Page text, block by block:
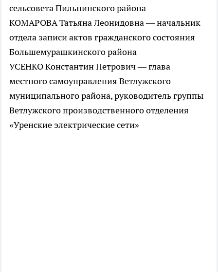
сельсовета Пильнинского района
КОМАРОВА Татьяна Леонидовна — начальник
отдела записи актов гражданского состояния
Большемурашкинского района
УСЕНКО Константин Петрович — глава
местного самоуправления Ветлужского
муниципального района, руководитель группы
Ветлужского производственного отделения
«Уренские электрические сети»